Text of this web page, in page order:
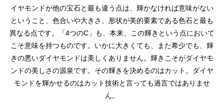
イヤモンドが他の宝石と最も違う点は、輝かなければ意味がない
ということ、色合いや大きさ、形状が美的要素である色石と最も
異なる点です。「4つのC」も、本来、この輝きという点において
こそ意味を持つものです。いかに大きくても、また希少でも、輝
きの悪いダイヤモンドは美しくありません。輝きこそがダイヤモ
ンドの美しさの源泉です。その輝きを決めるのはカット。ダイヤ
モンドを輝かせるのはカット技術と言っても過言ではありませ
ん。